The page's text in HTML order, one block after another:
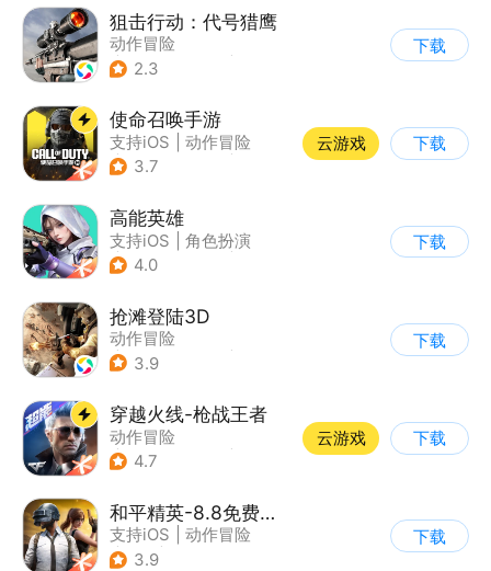
狙击行动：代号猎鹰
动作冒险
| 第一人称射击
2.3
下载
使命召唤手游
支持iOS
动作冒险
| 第一人称射击
3.7
云游戏 下载
高能英雄
支持iOS
角色扮演
| 第三人称射击
4.0
下载
抢滩登陆3D
动作冒险
| 第一人称射击
3.9
下载
穿越火线-枪战王者
动作冒险
| 第一人称射击
4.7
云游戏 下载
和平精英-8.8免费领20连抽
支持iOS
动作冒险
| PvP
3.9
下载